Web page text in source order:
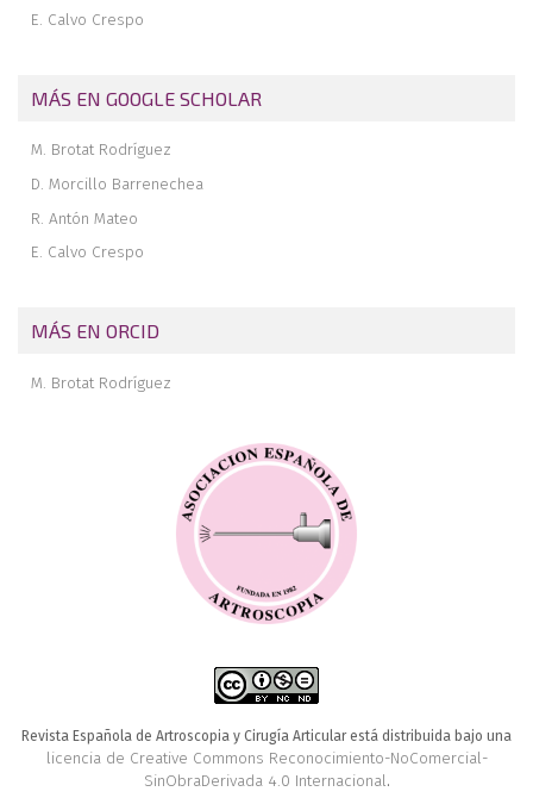
E. Calvo Crespo
MÁS EN GOOGLE SCHOLAR
M. Brotat Rodríguez
D. Morcillo Barrenechea
R. Antón Mateo
E. Calvo Crespo
MÁS EN ORCID
M. Brotat Rodríguez
Revista Española de Artroscopia y Cirugía Articular está distribuida bajo una
licencia de Creative Commons Reconocimiento-NoComercial-
SinObraDerivada 4.0 Internacional.